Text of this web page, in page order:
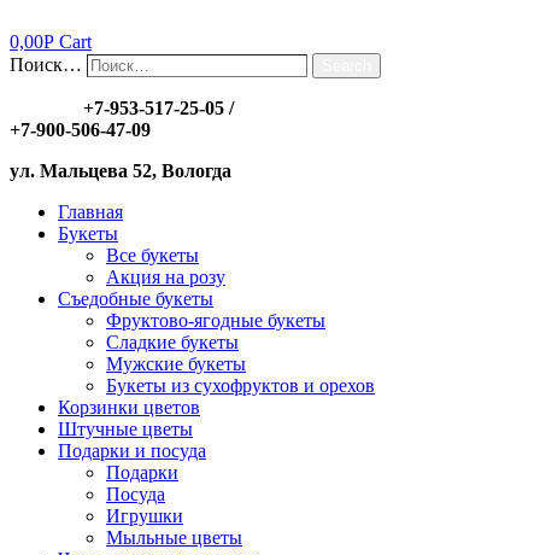
0,00Р Cart
Поиск…
+7-953-517-25-05 /
+7-900-506-47-09
ул. Мальцева 52, Вологда
Главная
Букеты
Все букеты
Акция на розу
Съедобные букеты
Фруктово-ягодные букеты
Сладкие букеты
Мужские букеты
Букеты из сухофруктов и орехов
Корзинки цветов
Штучные цветы
Подарки и посуда
Подарки
Посуда
Игрушки
Мыльные цветы